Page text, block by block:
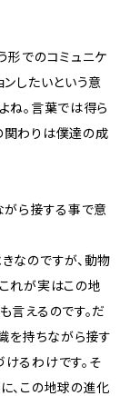
形でのコミュニケ
したいという意
ね。言葉では得ら
関わりは僕達の成
がら接する事で意
なのですが、動物
れが実はこの地
言えるのです。だ
を持ちながら接す
るわけです。そ
、この地球の進化